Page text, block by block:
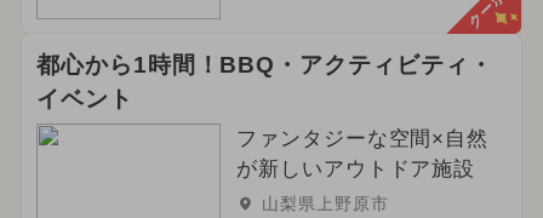
都心から1時間！BBQ・アクティビティ・
イベント
ファンタジーな空間×自然
が新しいアウトドア施設
山梨県上野原市